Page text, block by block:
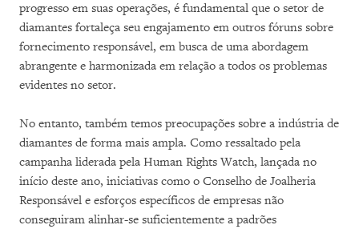
progresso em suas operações, é fundamental que o setor de
diamantes fortaleça seu engajamento em outros fóruns sobre
fornecimento responsável, em busca de uma abordagem
abrangente e harmonizada em relação a todos os problemas
evidentes no setor.
No entanto, também temos preocupações sobre a indústria de
diamantes de forma mais ampla. Como ressaltado pela
campanha liderada pela Human Rights Watch, lançada no
início deste ano, iniciativas como o Conselho de Joalheria
Responsável e esforços específicos de empresas não
conseguiram alinhar-se suficientemente a padrões